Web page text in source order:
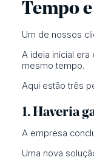
Tempo
Um de nossos
A ideia inicial
mesmo tempo.
Aqui estão três
1.Haveria
A empresa
Uma nova